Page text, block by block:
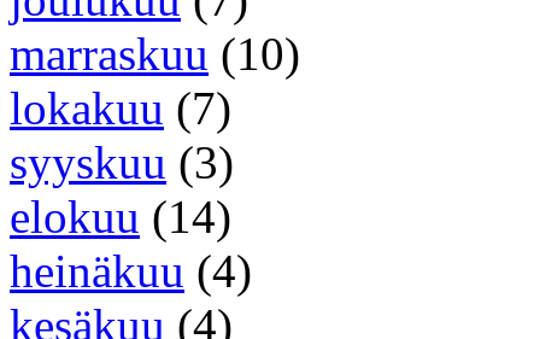
marraskuu (10)
lokakuu (7)
syyskuu (3)
elokuu (14)
heinäkuu (4)
kesäkuu (4)